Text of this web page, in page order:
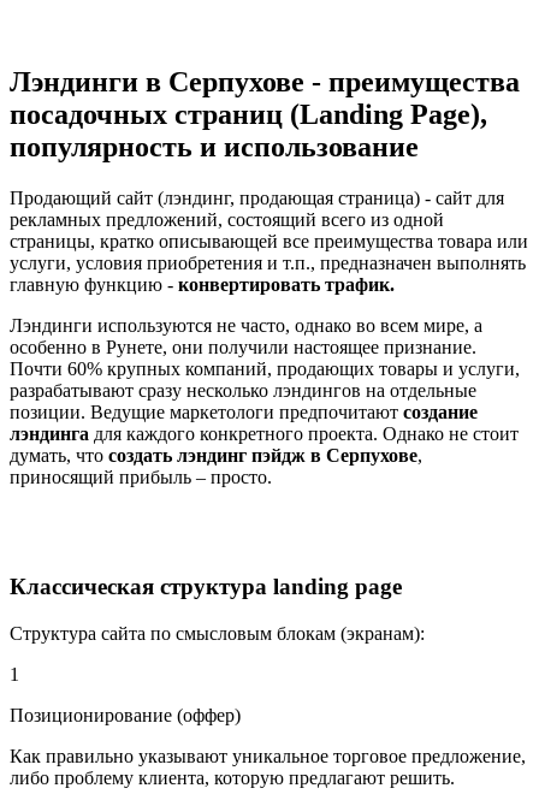
Лэндинги в Серпухове - преимущества
посадочных страниц (Landing Page),
популярность и использование
Продающий сайт (лэндинг, продающая страница) - сайт для
рекламных предложений, состоящий всего из одной
страницы, кратко описывающей все преимущества товара или
услуги, условия приобретения и т.п., предназначен выполнять
главную функцию - конвертировать трафик.
Лэндинги используются не часто, однако во всем мире, а
особенно в Рунете, они получили настоящее признание.
Почти 60% крупных компаний, продающих товары и услуги,
разрабатывают сразу несколько лэндингов на отдельные
позиции. Ведущие маркетологи предпочитают создание
лэндинга для каждого конкретного проекта. Однако не стоит
думать, что создать лэндинг пэйдж в Серпухове,
приносящий прибыль – просто.
Классическая структура landing page
Структура сайта по смысловым блокам (экранам):
1
Позиционирование (оффер)
Как правильно указывают уникальное торговое предложение,
либо проблему клиента, которую предлагают решить.